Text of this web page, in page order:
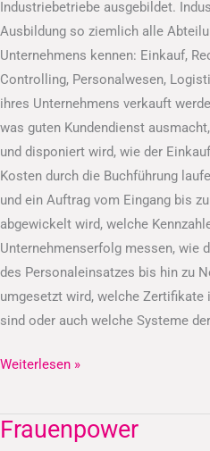
Industriebetriebe ausgebildet.
Ausbildung so ziemlich alle
Unternehmens kennen: Einkauf,
Controlling, Personalwesen,
ihres Unternehmens verkauft
was guten Kundendienst
und disponiert wird, wie der
Kosten durch die Buchführung
und ein Auftrag vom Eingang bis
abgewickelt wird, welche
Unternehmenserfolg messen, wie
des Personaleinsatzes bis hin zu
umgesetzt wird, welche
sind oder auch welche Systeme
Weiterlesen »
Frauenpower
Frauenpower